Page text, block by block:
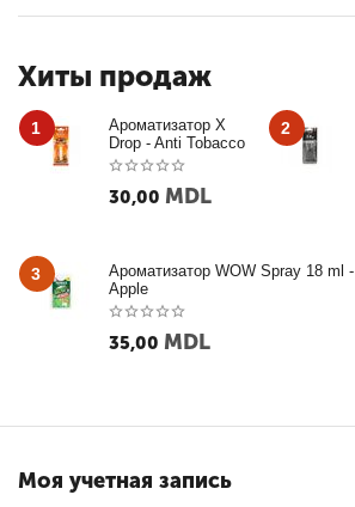
Хиты продаж
1
Ароматизатор X
Drop - Anti Tobacco
30,00 MDL
2
3
Ароматизатор WOW Spray 18 ml -
Apple
35,00 MDL
Моя учетная запись